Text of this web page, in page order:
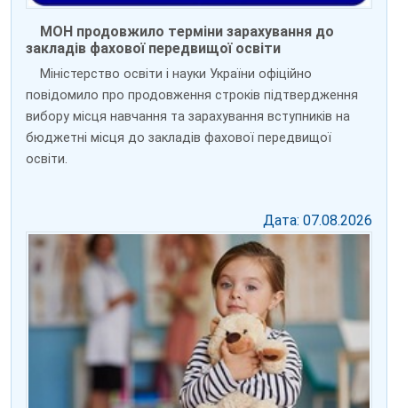
МОН продовжило терміни зарахування до
закладів фахової передвищої освіти
Міністерство освіти і науки України офіційно
повідомило про продовження строків підтвердження
вибору місця навчання та зарахування вступників на
бюджетні місця до закладів фахової передвищої
освіти.
Дата: 07.08.2026